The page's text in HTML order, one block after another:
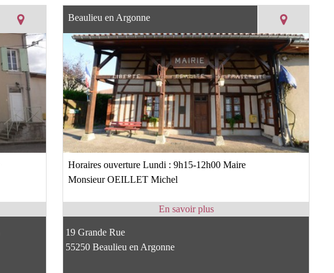
Beaulieu en Argonne
Horaires ouverture Lundi : 9h15-12h00 Maire
Monsieur OEILLET Michel
19 Grande Rue
55250 Beaulieu en Argonne